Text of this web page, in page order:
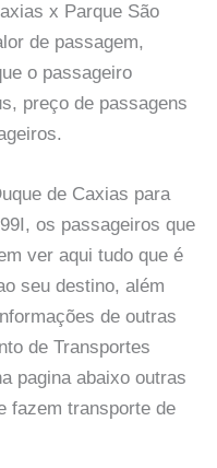
x Parque São
de passagem,
o passageiro
preço de passagens
de Caxias para
os passageiros que
ver aqui tudo que é
seu destino, além
de outras
de Transportes
pagina abaixo outras
fazem transporte de